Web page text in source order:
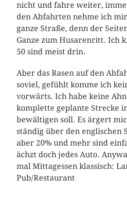
nicht und fahre weiter,
den Abfahrten nehme ich
ganze Straße, denn der
Ganze zum Husarenritt. Ich
50 sind meist drin.
Aber das Rasen auf den
soviel, gefühlt komme ich
vorwärts. Ich habe keine
komplette geplante Strecke
bewältigen soll. Es ärgert
ständig über den englischen
aber 20% und mehr sind
ächzt doch jedes Auto.
mal Mittagessen klassisch:
Pub/Restaurant